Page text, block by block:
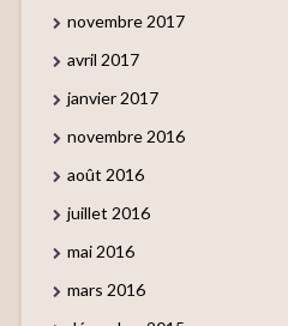
novembre 2017
avril 2017
janvier 2017
novembre 2016
août 2016
juillet 2016
mai 2016
mars 2016